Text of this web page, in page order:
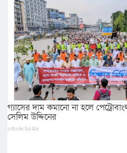
গ্যাসের দাম কমানো না হলে
সেলিম উদ্দিনের
০৩/০৮/২০২৬